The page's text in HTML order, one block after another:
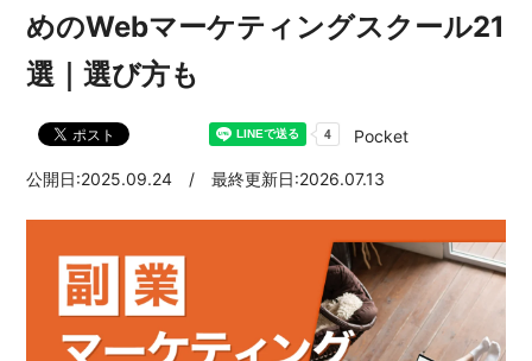
めのWebマーケティングスクール21
選｜選び方も
Pocket
公開日:2025.09.24 / 最終更新日:2026.07.13